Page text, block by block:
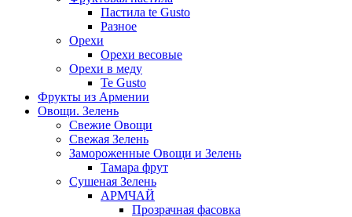
Пастила te Gusto
Разное
Орехи
Орехи весовые
Орехи в меду
Te Gusto
Фрукты из Армении
Овощи. Зелень
Свежие Овощи
Свежая Зелень
Замороженные Овощи и Зелень
Тамара фрут
Сушеная Зелень
АРМЧАЙ
Прозрачная фасовка